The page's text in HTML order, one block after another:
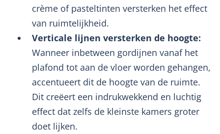
crème of pasteltinten versterken het effect
van ruimtelijkheid.
Verticale lijnen versterken de hoogte:
Wanneer inbetween gordijnen vanaf het
plafond tot aan de vloer worden gehangen,
accentueert dit de hoogte van de ruimte.
Dit creëert een indrukwekkend en luchtig
effect dat zelfs de kleinste kamers groter
doet lijken.